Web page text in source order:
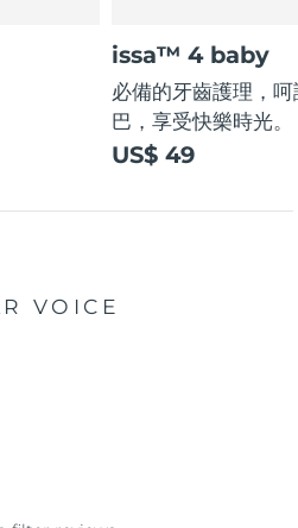
issa™ 4 baby
必備的牙齒護理，
巴，享受快樂時光。
US$ 49
VOICE